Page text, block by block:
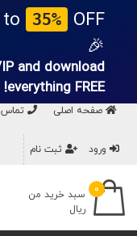
to 35%
OFF
🎉
and download
everything FREE!
صفحه اصلی تماس
ورود ثبت نام
۰
سبد خرید من
ریال